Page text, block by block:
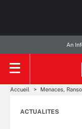
An
Accueil Menaces,
ACTUALITES